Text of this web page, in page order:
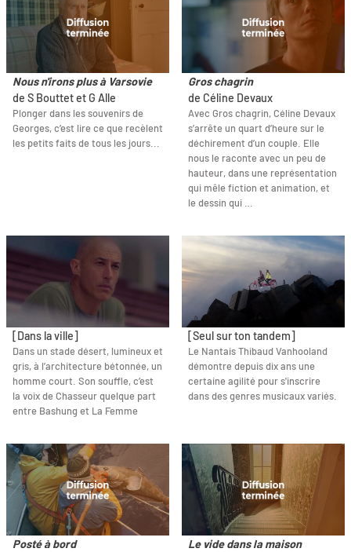
Nous n'irons plus à Varsovie
de S Bouttet et G Alle
Plonger dans les souvenirs de
Georges, c’est lire ce que recèlent
les petits faits de tous les jours...
Gros chagrin
de Céline Devaux
Avec Gros chagrin, Céline Devaux
s’arrête un quart d’heure sur le
déchirement d’un couple. Elle
nous le raconte avec un peu de
hauteur, dans une représentation
qui mêle fiction et animation, et
le dessin qui …
[Dans la ville]
Dans un stade désert, lumineux et
gris, à l’architecture bétonnée, un
homme court. Son souffle, c’est
la voix de Chasseur quelque part
entre Bashung et La Femme
[Seul sur ton tandem]
Le Nantais Thibaud Vanhooland
démontre depuis dix ans une
certaine agilité pour s'inscrire
dans des genres musicaux variés.
Posté à bord
Le vide dans la maison